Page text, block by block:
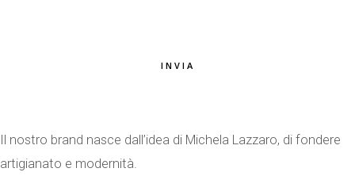
INVIA
Il nostro brand nasce dall’idea di Michela Lazzaro, di fondere
artigianato e modernità.